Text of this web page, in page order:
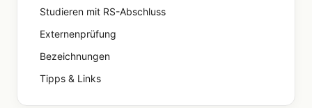
Studieren mit RS-Abschluss
Externenprüfung
Bezeichnungen
Tipps & Links